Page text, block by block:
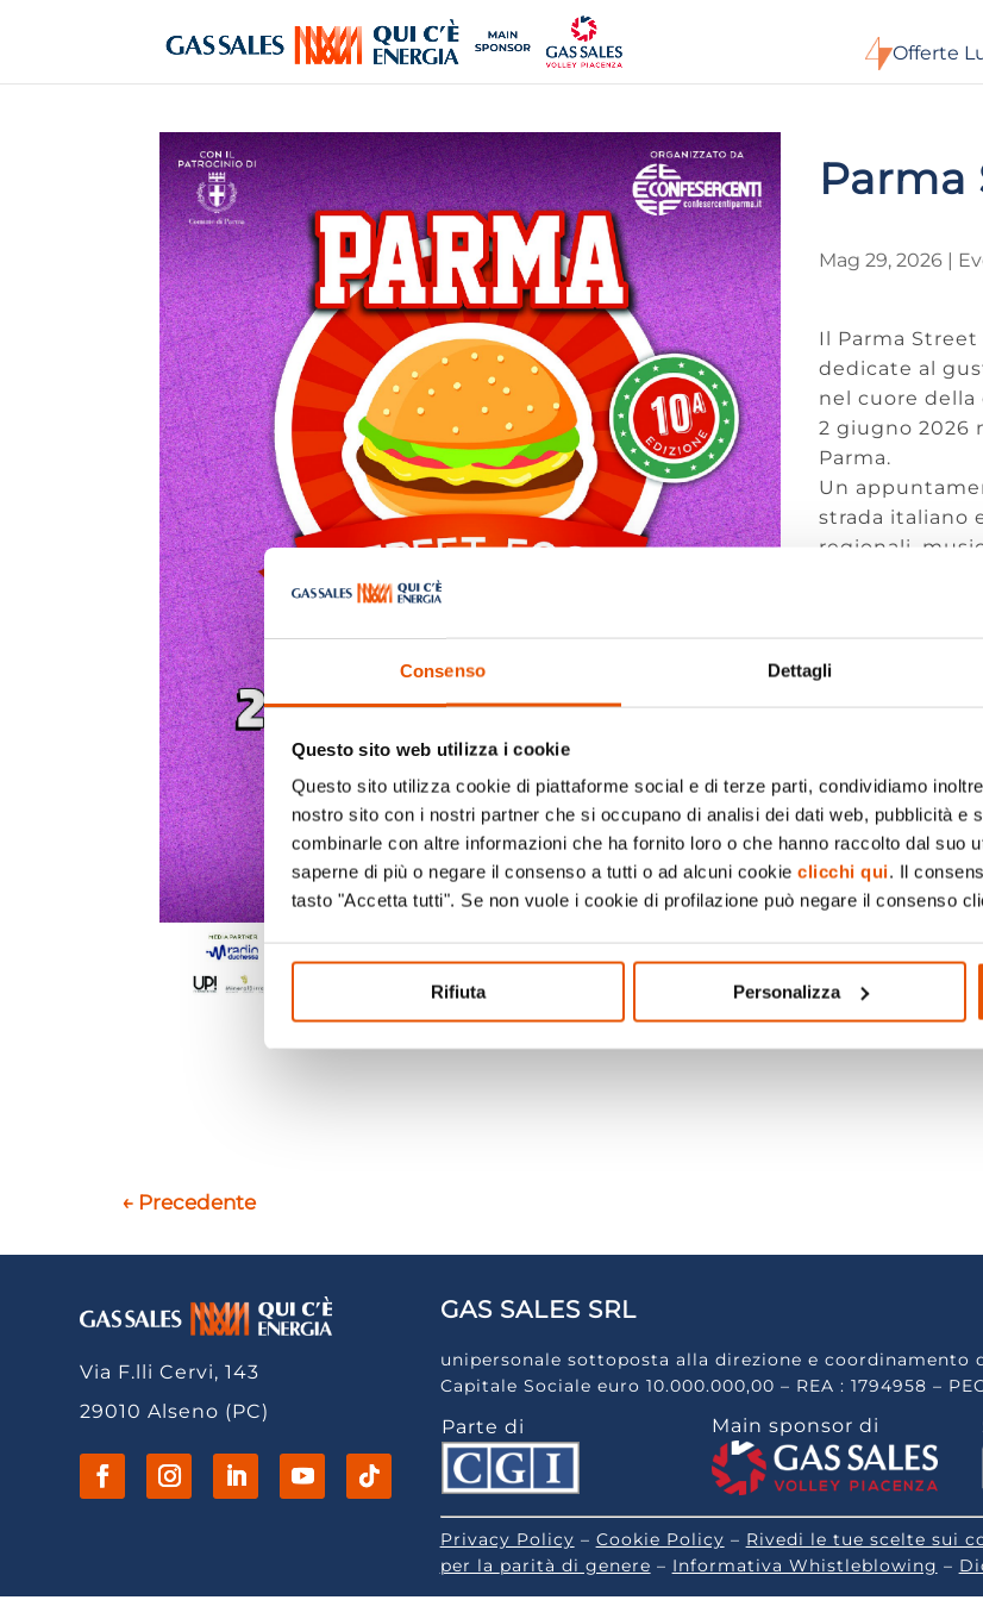
Consenso Dettagli
Questo sito web utilizza i cookie
Questo sito utilizza cookie di piattaforme social e di terze parti, condividiamo
nostro sito con i nostri partner che si occupano di analisi dei dati web, pubblicità e
combinarle con altre informazioni che ha fornito loro o che hanno raccolto dal suo
saperne di più o negare il consenso a tutti o ad alcuni cookie clicchi qui. Il
tasto "Accetta tutti". Se non vuole i cookie di profilazione può negare il consenso
Rifiuta Personalizza
Offerte
Parma
Mag 29, 2026
Il Parma
dedicate al
nel cuore della
2 giugno 2026
Parma.
Un
strada italiano
regionali,
età. Presso lo
potranno
giugno
conoscere le
volesse
Pagina
Pagina
← Precedente
Via F.lli Cervi, 143
29010 Alseno (PC)
GAS SALES SRL
unipersonale sottoposta alla direzione e coordinamento
Capitale Sociale euro 10.000.000,00 – REA : 1794958 –
Parte di Main sponsor di
Privacy Policy – Cookie Policy – Rivedi le tue scelte sui
per la parità di genere – Informativa Whistleblowing –